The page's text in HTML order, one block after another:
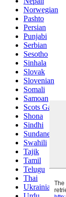
Norwegian
Pashto
Persian
Punjabi
Serbian
Sesotho
Sinhala
Slovak
Slovenian
Somali
Samoan
Scots Gaelic
Shona
Sindhi
Sundanese
Swahili
Tajik
Tamil
Telugu
Thai
Ukrainian